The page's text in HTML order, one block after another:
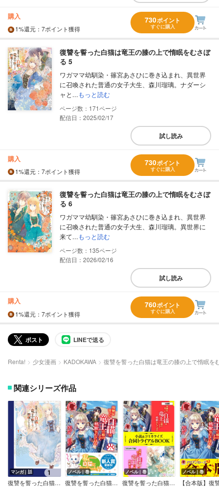
購入
1%還元 ：7ポイント獲得
730ポイント
すぐに購入
復讐を誓った白猫は竜王の膝の上で惰眠をむさぼ
る 5
ワガママ幼馴染・篠宮あさひに巻き込まれ、異世界
に召喚された普通の女子大生、森川瑠璃。ナダーシ
ャと...もっと読む
171
配信日：2025/02/17
試し読み
購入
1%還元 ：7ポイント獲得
730ポイント
すぐに購入
復讐を誓った白猫は竜王の膝の上で惰眠をむさぼ
る 6
ワガママ幼馴染・篠宮あさひに巻き込まれ、異世界
に召喚された普通の女子大生、森川瑠璃。異世界に
来て...もっと読む
135
配信日：2026/02/16
試し読み
購入
1%還元 ：7ポイント獲得
760ポイント
すぐに購入
ポスト LINEで送る
Renta! 少女漫画 KADOKAWA 復讐を誓った白猫は竜王の膝の上で惰眠を
関連シリーズ作品
マンガ｜話
復讐を誓った白猫は竜王の膝の上で惰眠をむさぼる【分冊版】
ノベル｜巻
復讐を誓った白猫は竜王の膝の上で惰眠をむさぼる
ノベル｜巻
復讐を誓った白猫は竜王の膝の上で惰眠をむさぼる 小説＆コミカライズ合同トライアルBOOK
ノベル｜巻